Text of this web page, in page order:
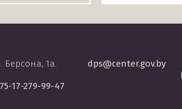
Берсона, 1а.
17-279-99-47
dps@center.gov.by